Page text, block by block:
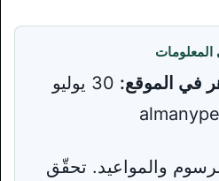
المعلومات
في الموقع:
30 يوليو
والمواعيد. تحقّق